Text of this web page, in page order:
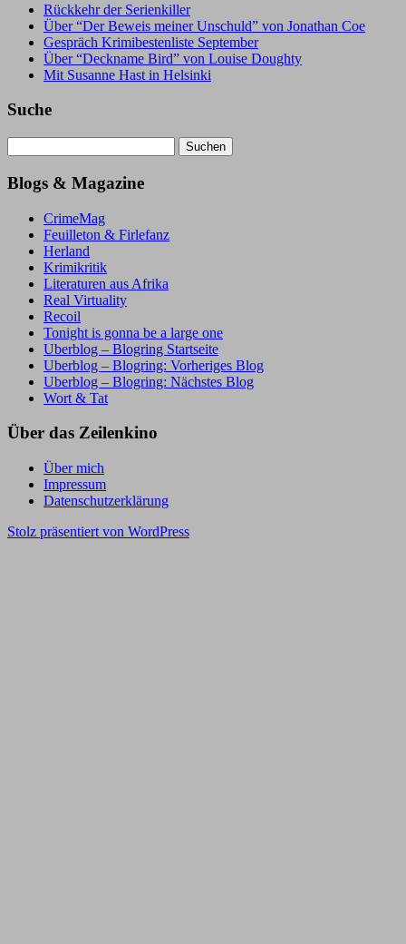
Rückkehr der Serienkiller
Über “Der Beweis meiner Unschuld” von Jonathan Coe
Gespräch Krimibestenliste September
Über “Deckname Bird” von Louise Doughty
Mit Susanne Hast in Helsinki
Suche
nach:
Blogs & Magazine
CrimeMag
Feuilleton & Firlefanz
Herland
Krimikritik
Literaturen aus Afrika
Real Virtuality
Recoil
Tonight is gonna be a large one
Uberblog – Blogring Startseite
Uberblog – Blogring: Vorheriges Blog
Uberblog – Blogring: Nächstes Blog
Wort & Tat
Über das Zeilenkino
Über mich
Impressum
Datenschutzerklärung
Stolz präsentiert von WordPress